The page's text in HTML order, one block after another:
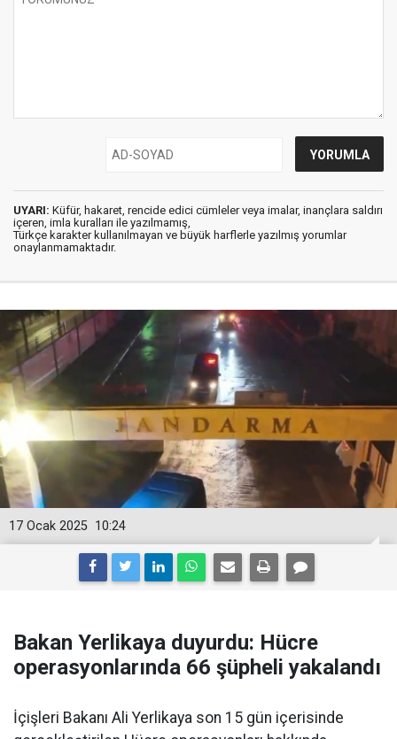
UYARI: Küfür, hakaret, rencide edici cümleler veya imalar, inançlara saldırı
içeren, imla kuralları ile yazılmamış,
Türkçe karakter kullanılmayan ve büyük harflerle yazılmış yorumlar
onaylanmamaktadır.
10:24
17 Ocak 2025
Bakan Yerlikaya duyurdu: Hücre
operasyonlarında 66 şüpheli yakalandı
İçişleri Bakanı Ali Yerlikaya son 15 gün içerisinde